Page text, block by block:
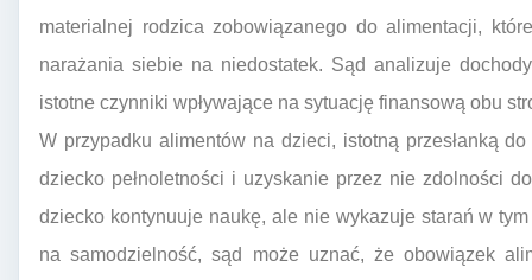
materialnej rodzica zobowiązanego do alimentacji,
narażania siebie na niedostatek. Sąd analizuje
istotne czynniki wpływające na sytuację finansową obu
W przypadku alimentów na dzieci, istotną przesłanką
dziecko pełnoletności i uzyskanie przez nie zdolności
dziecko kontynuuje naukę, ale nie wykazuje starań w
na samodzielność, sąd może uznać, że obowiązek